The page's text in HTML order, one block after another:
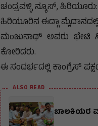
ಚಂದ್ರವಳ್ಳಿ ನ್ಯೂಸ್, ಹಿರಿಯೂರು:
​ಹಿರಿಯೂರಿನ ಈದ್ಗಾ
ಮಂಜುನಾಥ್ ಅವರು ಭೇಟಿ
ಕೋರಿದರು.
​ಈ ಸಂದರ್ಭದಲ್ಲಿ ಕಾಂಗ್ರೆಸ್
ALSO READ
ಬಾಲಕಿಯರ